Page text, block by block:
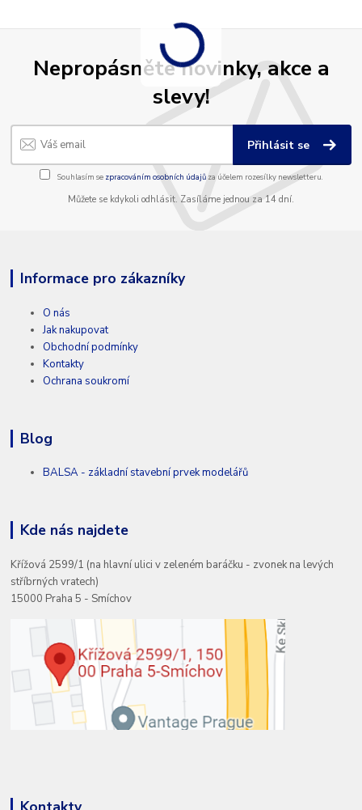
Nepropásněte novinky, akce a
slevy!
Přihlásit se
Souhlasím se zpracováním osobních údajůza účelem rozesílky newsletteru.
Můžete se kdykoli odhlásit. Zasíláme jednou za 14 dní.
Informace pro zákazníky
O nás
Jak nakupovat
Obchodní podmínky
Kontakty
Ochrana soukromí
Blog
BALSA - základní stavební prvek modelářů
Kde nás najdete
Křížová 2599/1 (na hlavní ulici v zeleném baráčku - zvonek na levých
stříbrných vratech)
15000 Praha 5 - Smíchov